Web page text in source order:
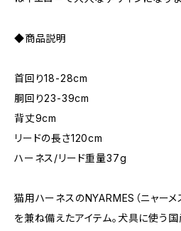
◆商品説明
首回り18-28cm
胴回り23-39cm
背丈9cm
リードの長さ120cm
ハーネス/リード重量37g
猫用ハーネスのNYARMES（ニャーメ
を兼ね備えたアイテム。犬具に使う